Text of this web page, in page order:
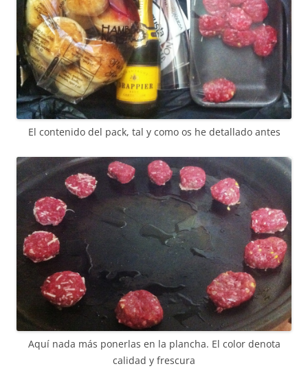
El contenido del pack, tal y como os he detallado antes
Aquí nada más ponerlas en la plancha. El color denota
calidad y frescura